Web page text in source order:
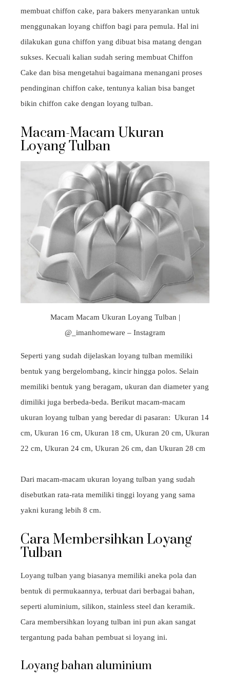
membuat chiffon cake, para bakers menyarankan untuk
menggunakan loyang chiffon bagi para pemula. Hal ini
dilakukan guna chiffon yang dibuat bisa matang dengan
sukses. Kecuali kalian sudah sering membuat Chiffon
Cake dan bisa mengetahui bagaimana menangani proses
pendinginan chiffon cake, tentunya kalian bisa banget
bikin chiffon cake dengan loyang tulban.
Macam-Macam Ukuran
Loyang Tulban
Macam Macam Ukuran Loyang Tulban |
@_imanhomeware – Instagram
Seperti yang sudah dijelaskan loyang tulban memiliki
bentuk yang bergelombang, kincir hingga polos. Selain
memiliki bentuk yang beragam, ukuran dan diameter yang
dimiliki juga berbeda-beda. Berikut macam-macam
ukuran loyang tulban yang beredar di pasaran: Ukuran 14
cm, Ukuran 16 cm, Ukuran 18 cm, Ukuran 20 cm, Ukuran
22 cm, Ukuran 24 cm, Ukuran 26 cm, dan Ukuran 28 cm
Dari macam-macam ukuran loyang tulban yang sudah
disebutkan rata-rata memiliki tinggi loyang yang sama
yakni kurang lebih 8 cm.
Cara Membersihkan Loyang
Tulban
Loyang tulban yang biasanya memiliki aneka pola dan
bentuk di permukaannya, terbuat dari berbagai bahan,
seperti aluminium, silikon, stainless steel dan keramik.
Cara membersihkan loyang tulban ini pun akan sangat
tergantung pada bahan pembuat si loyang ini.
Loyang bahan aluminium